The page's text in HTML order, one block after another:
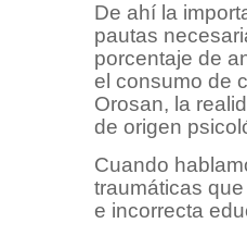
De ahí la
pautas
porcentaje de
el consumo de
Orosan, la
de origen
Cuando
traumáticas
e incorrecta